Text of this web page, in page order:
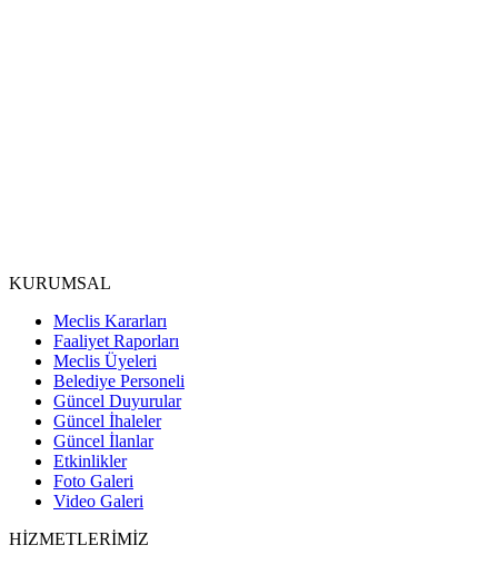
KURUMSAL
Meclis Kararları
Faaliyet Raporları
Meclis Üyeleri
Belediye Personeli
Güncel Duyurular
Güncel İhaleler
Güncel İlanlar
Etkinlikler
Foto Galeri
Video Galeri
HİZMETLERİMİZ